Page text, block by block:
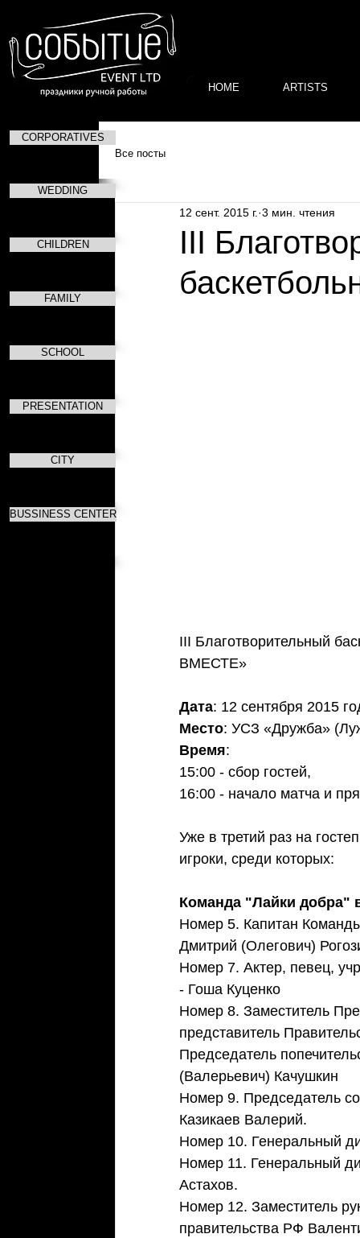
Все посты
III
12 сент. 2015 г. 3 мин. чтения
III Благотворительный
ВМЕСТЕ»
Дата: 12 сентября 2015
Место: УСЗ «Дружба»
Время:
15:00 - сбор гостей,
16:00 - начало матча и
Уже в третий раз на
игроки, среди которых:
Команда "Лайки
Номер 5. Капитан
Дмитрий (Олегович)
Номер 7. Актер, певец,
- Гоша Куценко
Номер 8. Заместитель
представитель
Председатель
(Валерьевич) Качушкин
Номер 9. Председатель
Казикаев Валерий.
Номер 10. Генеральный
Номер 11. Генеральный
Астахов.
Номер 12. Заместитель
правительства РФ
HOME ARTISTS
CORPORATIVES
WEDDING
CHILDREN
FAMILY
SCHOOL
PRESENTATION
CITY
BUSSINESS CENTER